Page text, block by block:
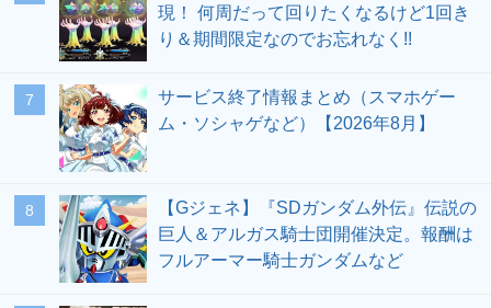
現！ 何周だって回りたくなるけど1回き
り＆期間限定なのでお忘れなく!!
7
サービス終了情報まとめ（スマホゲー
ム・ソシャゲなど）【2026年8月】
8
【Gジェネ】『SDガンダム外伝』伝説の
巨人＆アルガス騎士団開催決定。報酬は
フルアーマー騎士ガンダムなど